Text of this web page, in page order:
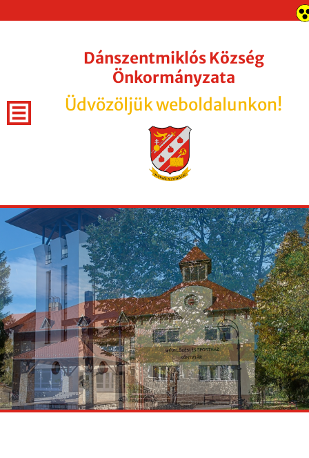
Dánszentmiklós Község
Önkormányzata
Üdvözöljük weboldalunkon!